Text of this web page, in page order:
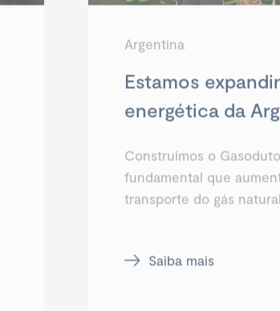
Argentina
Estamos
energética da
Construímos o
fundamental que
transporte do gás
Saiba mais